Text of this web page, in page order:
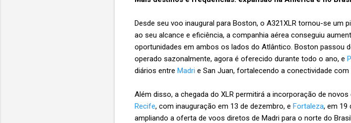
Desde seu voo inaugural para Boston, o A321XLR tornou-se um
ao seu alcance e eficiência, a companhia aérea conseguiu
oportunidades em ambos os lados do Atlântico. Boston passou
operado sazonalmente, agora é oferecido durante todo o ano, e
diários entre Madri e San Juan, fortalecendo a conectividade com
Além disso, a chegada do XLR permitirá a incorporação de
Recife, com inauguração em 13 de dezembro, e Fortaleza, em 19
ampliando a oferta de voos diretos de Madri para o norte do